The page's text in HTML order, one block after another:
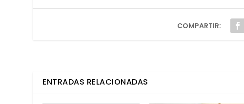
COMPARTIR:
ENTRADAS RELACIONADAS